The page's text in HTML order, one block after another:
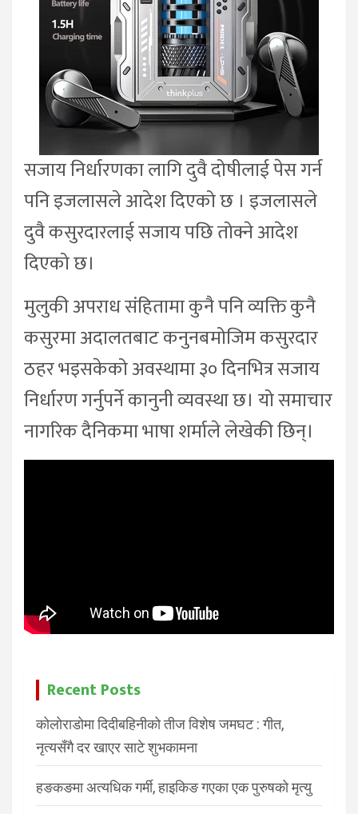
सजाय निर्धारणका लागि दुवै दोषीलाई पेस गर्न
पनि इजलासले आदेश दिएको छ । इजलासले
दुवै कसुरदारलाई सजाय पछि तोक्ने आदेश
दिएको छ।
मुलुकी अपराध संहितामा कुनै पनि व्यक्ति कुनै
कसुरमा अदालतबाट कनुनबमोजिम कसुरदार
ठहर भइसकेको अवस्थामा ३० दिनभित्र सजाय
निर्धारण गर्नुपर्ने कानुनी व्यवस्था छ। यो समाचार
नागरिक दैनिकमा भाषा शर्माले लेखेकी छिन्।
Recent Posts
कोलोराडोमा दिदीबहिनीको तीज विशेष जमघट : गीत,
नृत्यसँगै दर खाएर साटे शुभकामना
हङकङमा अत्यधिक गर्मी, हाइकिङ गएका एक पुरुषको मृत्यु